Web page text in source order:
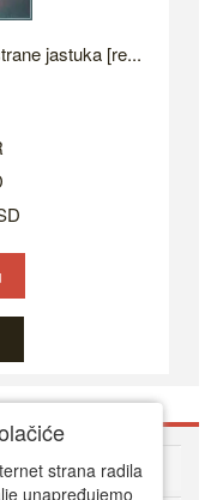
jastuka [re...
strana radila
unapređujemo